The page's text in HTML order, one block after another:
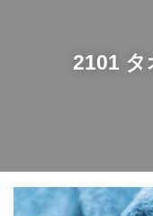
2101 タ